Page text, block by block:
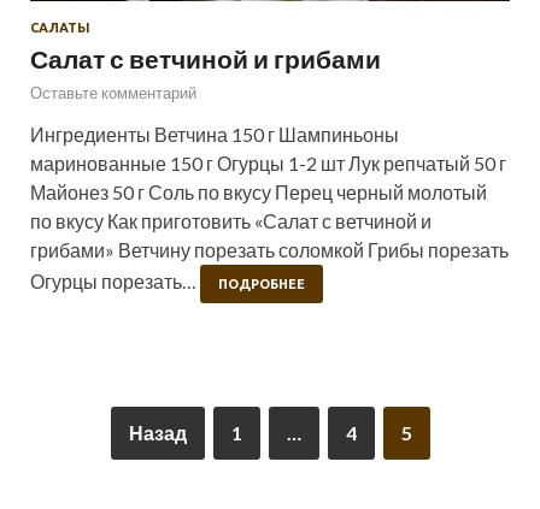
САЛАТЫ
Салат с ветчиной и грибами
Оставьте комментарий
Ингредиенты Ветчина 150 г Шампиньоны
маринованные 150 г Огурцы 1-2 шт Лук репчатый 50 г
Майонез 50 г Соль по вкусу Перец черный молотый
по вкусу Как приготовить «Салат с ветчиной и
грибами» Ветчину порезать соломкой Грибы порезать
Огурцы порезать…
ПОДРОБНЕЕ
Назад 1 … 4 5